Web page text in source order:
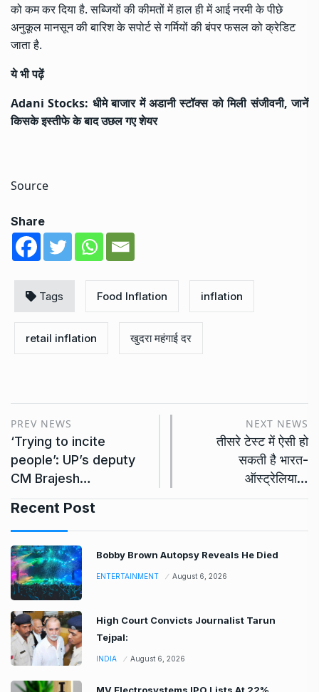
को कम कर दिया है. सब्जियों की कीमतों में हाल ही में आई नरमी के पीछे
अनुकूल मानसून की बारिश के सपोर्ट से गर्मियों की बंपर फसल को क्रेडिट
जाता है.
ये भी पढ़ें
Adani Stocks: धीमे बाजार में अडानी स्टॉक्स को मिली संजीवनी, जानें
किसके इस्तीफे के बाद उछल गए शेयर
Source
Share
Tags Food Inflation inflation
retail inflation खुदरा महंगाई दर
PREV NEWS
‘Trying to incite
people’: UP’s deputy
CM Brajesh…
NEXT NEWS
तीसरे टेस्ट में ऐसी हो
सकती है भारत-
ऑस्ट्रेलिया…
Recent Post
Bobby Brown Autopsy Reveals He Died
ENTERTAINMENT August 6, 2026
High Court Convicts Journalist Tarun
Tejpal:
INDIA August 6, 2026